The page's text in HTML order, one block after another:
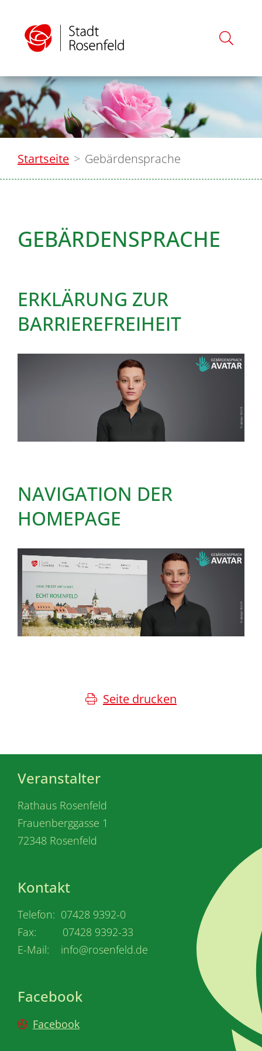
Startseite Gebärdensprache
GEBÄRDENSPRACHE
ERKLÄRUNG ZUR
BARRIEREFREIHEIT
NAVIGATION DER
HOMEPAGE
Seite drucken
Veranstalter
Rathaus Rosenfeld
Frauenberggasse 1
72348 Rosenfeld
Kontakt
Telefon: 07428 9392-0
Fax: 07428 9392-33
E-Mail: info@rosenfeld.de
Facebook
Facebook